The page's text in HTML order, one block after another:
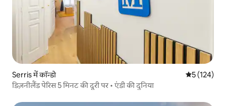
Serris में कॉन्डो औसत रेटिंग 5
5 (124)
डिज़नीलैंड पेरिस 5 मिनट की दूरी पर • एंडी की दुनिया